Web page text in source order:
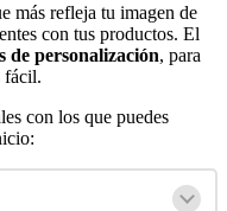
más refleja tu imagen de
con tus productos. El
de personalización, para
fácil.
con los que puedes